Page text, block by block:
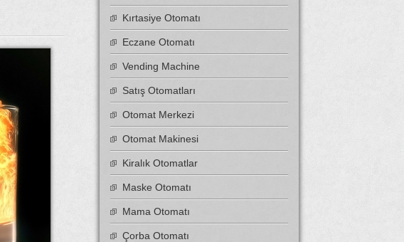
Kırtasiye Otomatı
Eczane Otomatı
Vending Machine
Satış Otomatları
Otomat Merkezi
Otomat Makinesi
Kiralık Otomatlar
Maske Otomatı
Mama Otomatı
Çorba Otomatı